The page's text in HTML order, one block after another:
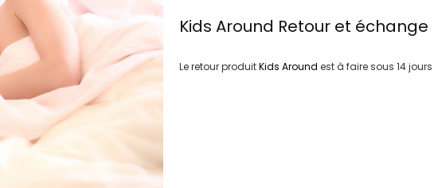
Kids Around Retour et échange
Le retour produitKids Around est à faire sous 14 jours